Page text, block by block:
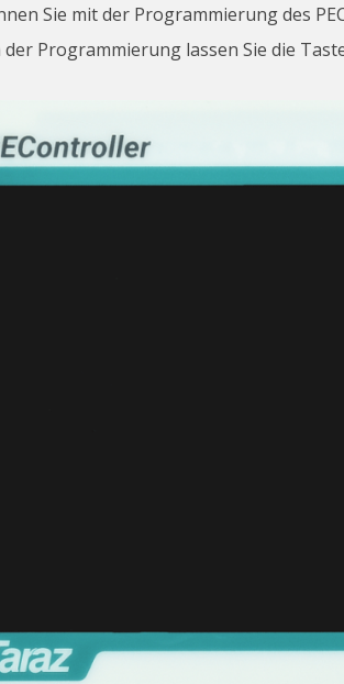
Sie mit der Programmierung des
der Programmierung lassen Sie die